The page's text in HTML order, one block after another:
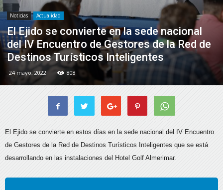
Noticias Actualidad
El Ejido se convierte en la sede nacional
del IV Encuentro de Gestores de la Red de
Destinos Turísticos Inteligentes
24 mayo, 2022 808
El Ejido se convierte en estos días en la sede nacional del IV Encuentro
de Gestores de la Red de Destinos Turísticos Inteligentes que se está
desarrollando en las instalaciones del Hotel Golf Almerimar.